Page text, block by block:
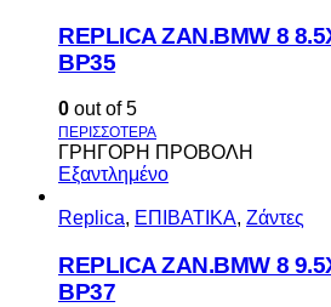
REPLICA ZAN.BMW 8
BP35
0 out of 5
ΓΡΗΓΟΡΗ ΠΡΟΒΟΛΗ
Εξαντλημένο
Replica, ΕΠΙΒΑΤΙΚΑ, Ζάντες
REPLICA ZAN.BMW 8
BP37